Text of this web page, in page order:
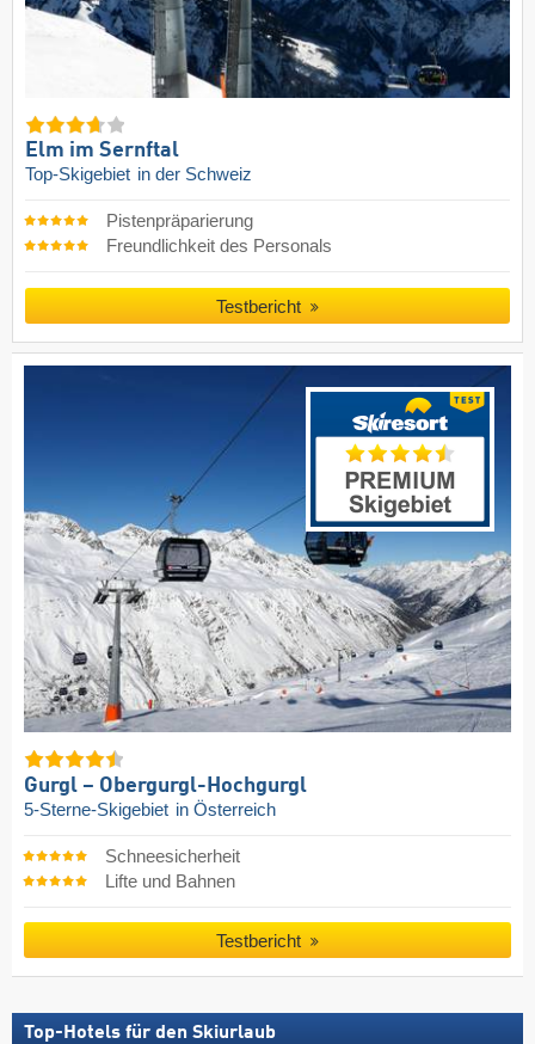
Elm im Sernftal
Top-Skigebiet in der Schweiz
Pistenpräparierung
Freundlichkeit des Personals
Testbericht
Gurgl – Obergurgl-Hochgurgl
5-Sterne-Skigebiet in Österreich
Schneesicherheit
Lifte und Bahnen
Testbericht
Top-Hotels für den Skiurlaub